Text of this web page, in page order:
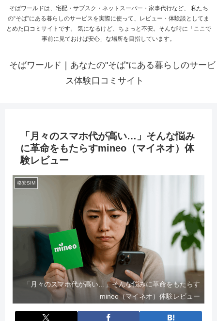
そばワールドは、宅配・サブスク・ネットスーパー・家事代行など、 私たち
の“そば”にある暮らしのサービスを実際に使って、レビュー・体験談としてま
とめた口コミサイトです。 気になるけど、ちょっと不安。そんな時に「ここで
事前に見ておけば安心」な場所を目指しています。
そばワールド｜あなたの"そば"にある暮らしのサービ
ス体験口コミサイト
「月々のスマホ代が高い…」そんな悩み
に革命をもたらすmineo（マイネオ）体
験レビュー
格安SIM
「月々のスマホ代が高い…」そんな悩みに革命をもたらす
mineo（マイネオ）体験レビュー